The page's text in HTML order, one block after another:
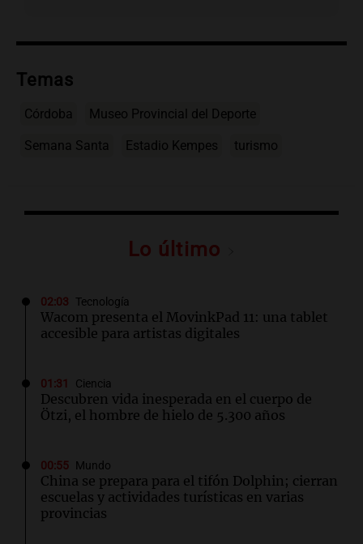
Temas
Córdoba Museo Provincial del Deporte
Semana Santa Estadio Kempes turismo
Lo último
02:03 Tecnología
Wacom presenta el MovinkPad 11: una tablet
accesible para artistas digitales
01:31 Ciencia
Descubren vida inesperada en el cuerpo de
Ötzi, el hombre de hielo de 5.300 años
00:55 Mundo
China se prepara para el tifón Dolphin; cierran
escuelas y actividades turísticas en varias
provincias